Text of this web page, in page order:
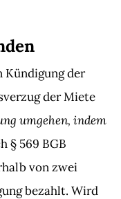
Kündigung der
der Miete
umgehen, indem
§ 569 BGB
von zwei
bezahlt. Wird